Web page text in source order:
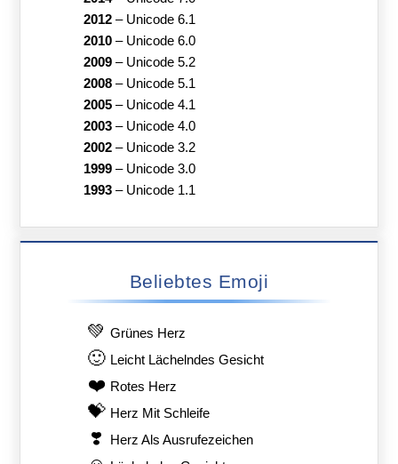
2012– Unicode 6.1
2010– Unicode 6.0
2009– Unicode 5.2
2008– Unicode 5.1
2005– Unicode 4.1
2003– Unicode 4.0
2002– Unicode 3.2
1999– Unicode 3.0
1993– Unicode 1.1
Beliebtes Emoji
💚 Grünes Herz
🙂 Leicht Lächelndes Gesicht
❤️ Rotes Herz
💝 Herz Mit Schleife
❣️ Herz Als Ausrufezeichen